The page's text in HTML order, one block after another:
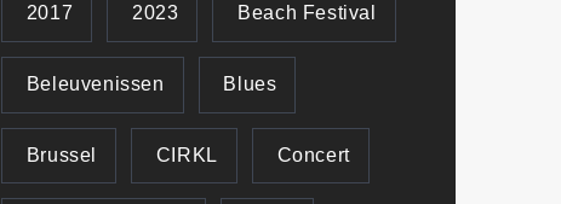
2017 2023 Beach Festival
Beleuvenissen Blues
Brussel CIRKL Concert